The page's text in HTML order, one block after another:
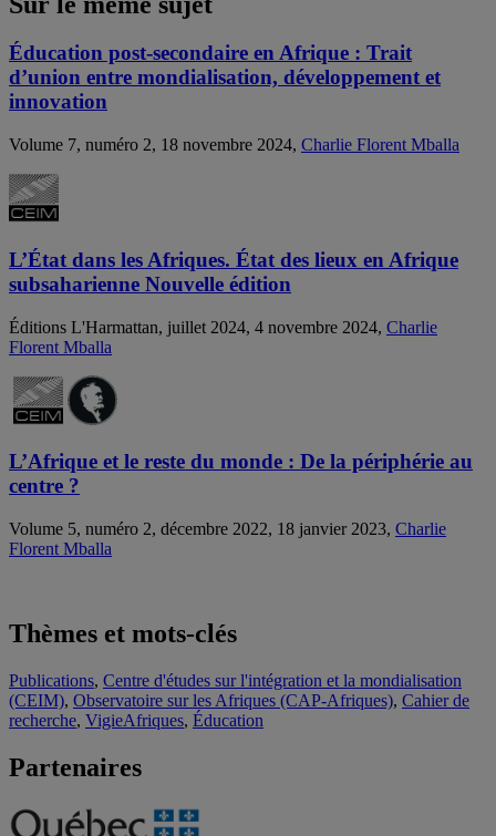
Éducation post-secondaire en Afrique : Trait
d’union entre mondialisation, développement et
innovation
Volume 7, numéro 2, 18 novembre 2024, Charlie Florent Mballa
L’État dans les Afriques. État des lieux en Afrique
subsaharienne Nouvelle édition
Éditions L'Harmattan, juillet 2024, 4 novembre 2024, Charlie
Florent Mballa
L’Afrique et le reste du monde : De la périphérie au
centre ?
Volume 5, numéro 2, décembre 2022, 18 janvier 2023, Charlie
Florent Mballa
Thèmes et mots-clés
Publications, Centre d'études sur l'intégration et la mondialisation
(CEIM), Observatoire sur les Afriques (CAP-Afriques), Cahier de
recherche, VigieAfriques, Éducation
Partenaires